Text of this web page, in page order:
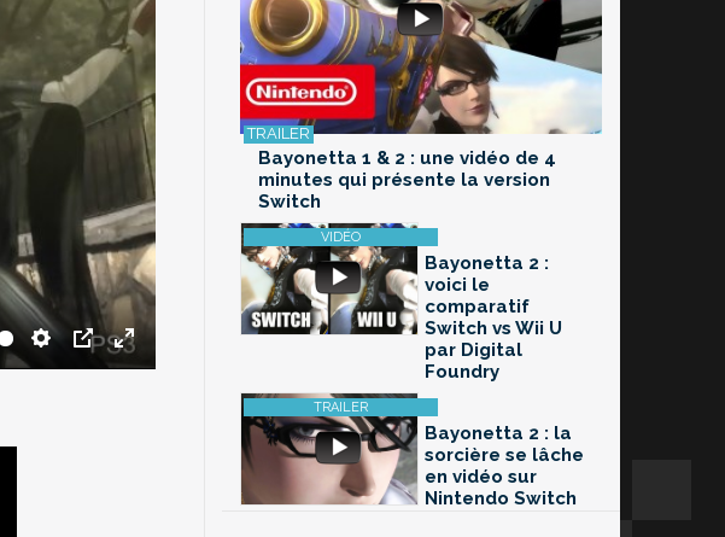
Bayonetta 1 & 2 : une vidéo de 4
minutes qui présente la version
Switch
Bayonetta 2 :
voici le
comparatif
Switch vs Wii U
par Digital
Foundry
Bayonetta 2 : la
sorcière se lâche
en vidéo sur
Nintendo Switch